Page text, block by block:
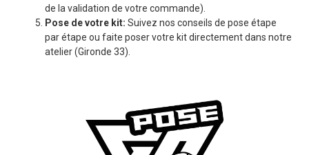
de la validation de votre commande).
Pose de votre kit: Suivez nos conseils de pose étape
par étape ou faite poser votre kit directement dans notre
atelier (Gironde 33).